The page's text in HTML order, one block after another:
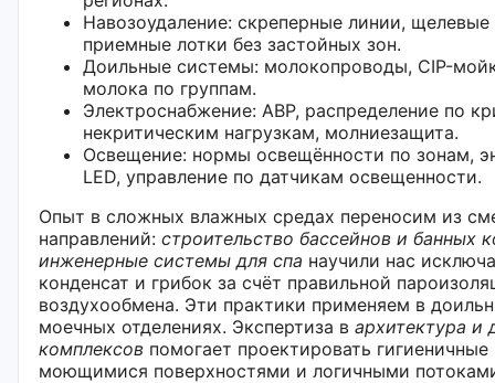
Навозоудаление: скреперные линии,
приемные лотки без застойных зон.
Доильные системы: молокопроводы, CIP-
молока по группам.
Электроснабжение: АВР, распределение по
некритическим нагрузкам, молниезащита.
Освещение: нормы освещённости по зонам,
LED, управление по датчикам освещенности.
Опыт в сложных влажных средах переносим из
направлений: строительство бассейнов и банных
инженерные системы для спа научили нас
конденсат и грибок за счёт правильной
воздухообмена. Эти практики применяем в
моечных отделениях. Экспертиза в архитектура и
комплексов помогает проектировать
моющимися поверхностями и логичными